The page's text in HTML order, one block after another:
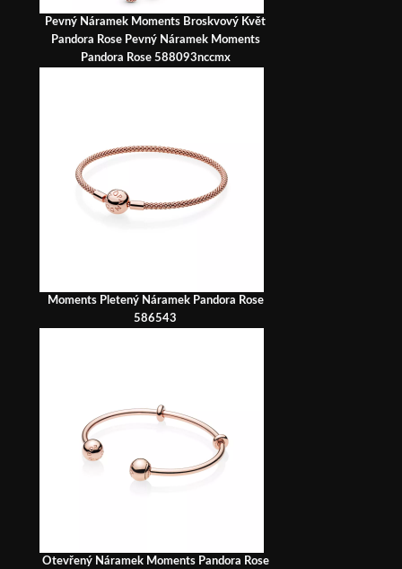
Pevný Náramek Moments Broskvový Květ
Pandora Rose Pevný Náramek Moments
Pandora Rose 588093nccmx
Moments Pletený Náramek Pandora Rose
586543
Otevřený Náramek Moments Pandora Rose